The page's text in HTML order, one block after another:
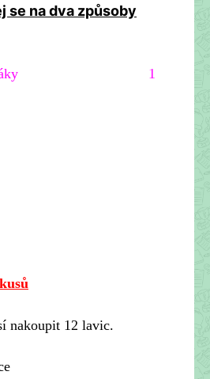
se na dva způsoby
pro 2 žáky 1
1 žáka
lavic
nakoupit 12 lavic.
za lavice